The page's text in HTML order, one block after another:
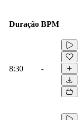
Duração BPM
8:30 -